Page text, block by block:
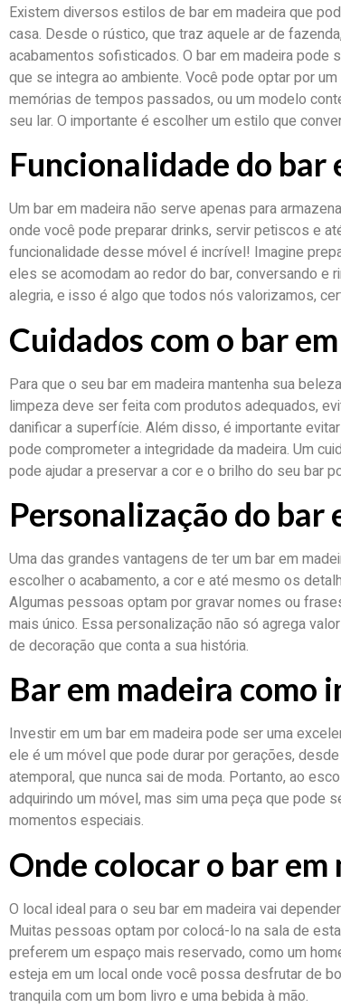
Existem diversos estilos de bar em madeira que
casa. Desde o rústico, que traz aquele ar de
acabamentos sofisticados. O bar em madeira pode
que se integra ao ambiente. Você pode optar por
memórias de tempos passados, ou um modelo
seu lar. O importante é escolher um estilo que
Funcionalidade do bar
Um bar em madeira não serve apenas para
onde você pode preparar drinks, servir petiscos e
funcionalidade desse móvel é incrível! Imagine
eles se acomodam ao redor do bar, conversando e
alegria, e isso é algo que todos nós valorizamos,
Cuidados com o bar
Para que o seu bar em madeira mantenha sua
limpeza deve ser feita com produtos adequados,
danificar a superfície. Além disso, é importante
pode comprometer a integridade da madeira. Um
pode ajudar a preservar a cor e o brilho do seu bar
Personalização do bar
Uma das grandes vantagens de ter um bar em
escolher o acabamento, a cor e até mesmo os
Algumas pessoas optam por gravar nomes ou
mais único. Essa personalização não só agrega
de decoração que conta a sua história.
Bar em madeira como
Investir em um bar em madeira pode ser uma
ele é um móvel que pode durar por gerações,
atemporal, que nunca sai de moda. Portanto, ao
adquirindo um móvel, mas sim uma peça que pode
momentos especiais.
Onde colocar o bar em
O local ideal para o seu bar em madeira vai
Muitas pessoas optam por colocá-lo na sala de
preferem um espaço mais reservado, como um
esteja em um local onde você possa desfrutar de
tranquila com um bom livro e uma bebida à mão.